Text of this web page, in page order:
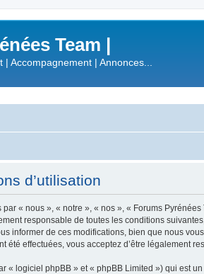
Team |
Accompagnement | Annonces...
d’utilisation
« nous », « notre », « nos », « Forums
responsable de toutes les conditions
informer de ces modifications, bien que nous
été effectuées, vous acceptez d’être légalement
« logiciel phpBB » et « phpBB Limited ») qui est